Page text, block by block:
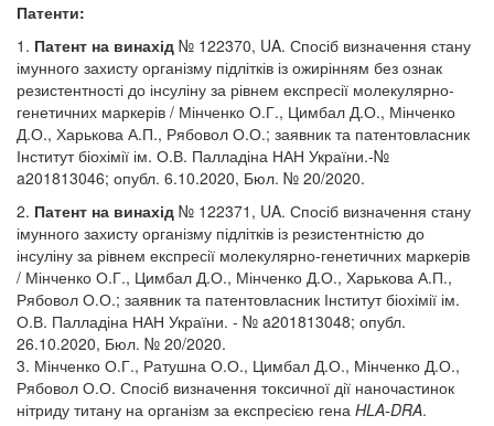
Патенти:
1. Патент на винахід № 122370, UA. Спосіб визначення стану
імунного захисту організму підлітків із ожирінням без ознак
резистентності до інсуліну за рівнем експресії молекулярно-
генетичних маркерів / Мінченко О.Г., Цимбал Д.О., Мінченко
Д.О., Харькова А.П., Рябовол О.О.; заявник та патентовласник
Інститут біохімії ім. О.В. Палладіна НАН України.-№
a201813046; опубл. 6.10.2020, Бюл. № 20/2020.
2. Патент на винахід № 122371, UA. Спосіб визначення стану
імунного захисту організму підлітків із резистентністю до
інсуліну за рівнем експресії молекулярно-генетичних маркерів
/ Мінченко О.Г., Цимбал Д.О., Мінченко Д.О., Харькова А.П.,
Рябовол О.О.; заявник та патентовласник Інститут біохімії ім.
О.В. Палладіна НАН України. - № a201813048; опубл.
26.10.2020, Бюл. № 20/2020.
3. Мінченко О.Г., Ратушна О.О., Цимбал Д.О., Мінченко Д.О.,
Рябовол О.О. Спосіб визначення токсичної дії наночастинок
нітриду титану на організм за експресією гена HLA-DRA.